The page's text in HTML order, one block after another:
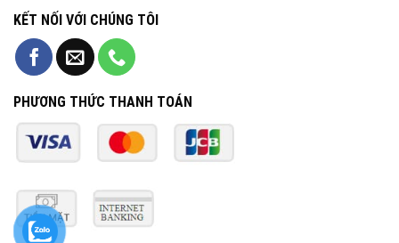
KẾT NỐI VỚI CHÚNG TÔI
PHƯƠNG THỨC THANH TOÁN